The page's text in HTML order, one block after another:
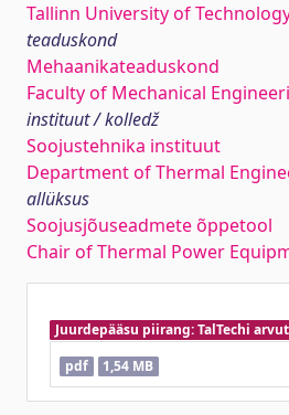
Tallinn University of
teaduskond
Mehaanikateaduskond
Faculty of Mechanical
instituut / kolledž
Soojustehnika instituut
Department of Thermal
allüksus
Soojusjõuseadmete õppetool
Chair of Thermal Power
Juurdepääsu piirang: TalTechi
pdf
1,54 MB